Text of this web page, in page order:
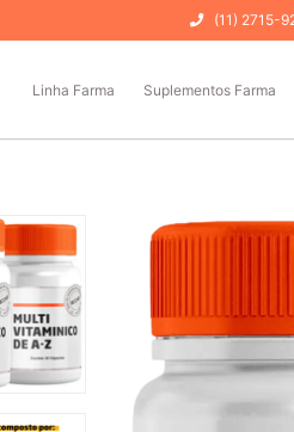
(11) 2715-
Linha Farma Suplementos Farma